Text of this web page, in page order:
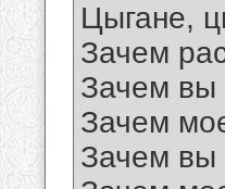
Цыгане,
Зачем
Зачем вы
Зачем
Зачем вы